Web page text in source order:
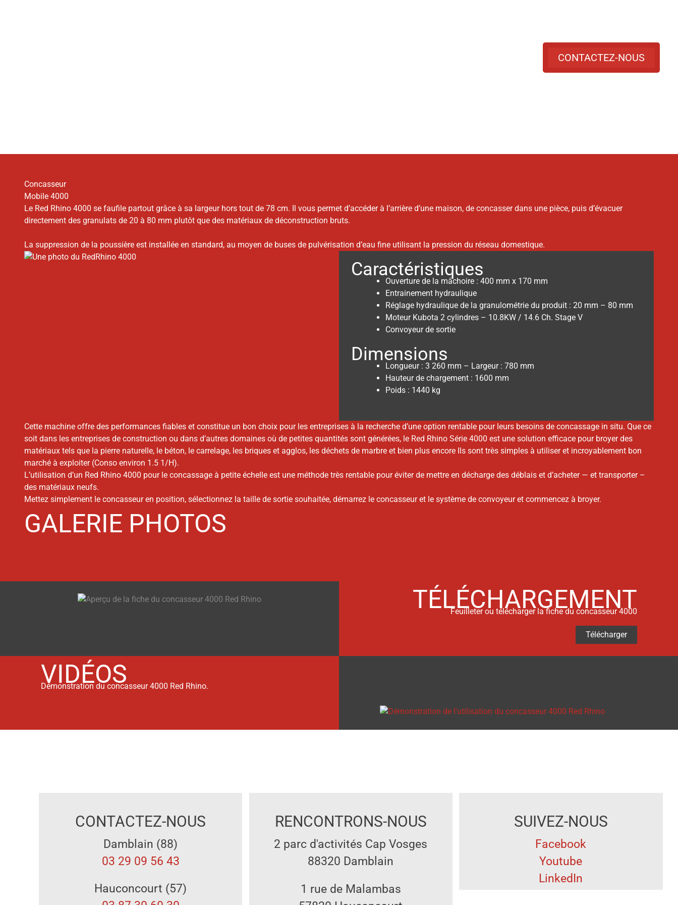
CONTACTEZ-NOUS
Concasseur
Mobile 4000
Le Red Rhino 4000 se faufile partout grâce à sa largeur hors tout de 78 cm. Il vous permet d’accéder à l’arrière d’une maison, de concasser dans une pièce, puis d’évacuer
directement des granulats de 20 à 80 mm plutôt que des matériaux de déconstruction bruts.
La suppression de la poussière est installée en standard, au moyen de buses de pulvérisation d’eau fine utilisant la pression du réseau domestique.
Caractéristiques
Ouverture de la mâchoire : 400 mm x 170 mm
Entrainement hydraulique
Réglage hydraulique de la granulométrie du produit : 20 mm – 80 mm
Moteur Kubota 2 cylindres – 10.8KW / 14.6 Ch. Stage V
Convoyeur de sortie
Dimensions
Longueur : 3 260 mm – Largeur : 780 mm
Hauteur de chargement : 1600 mm
Poids : 1440 kg
Cette machine offre des performances fiables et constitue un bon choix pour les entreprises à la recherche d’une option rentable pour leurs besoins de concassage in situ. Que ce
soit dans les entreprises de construction ou dans d’autres domaines où de petites quantités sont générées, le Red Rhino Série 4000 est une solution efficace pour broyer des
matériaux tels que la pierre naturelle, le béton, le carrelage, les briques et agglos, les déchets de marbre et bien plus encore Ils sont très simples à utiliser et incroyablement bon
marché à exploiter (Conso environ 1.5 1/H).
L’utilisation d’un Red Rhino 4000 pour le concassage à petite échelle est une méthode très rentable pour éviter de mettre en décharge des déblais et d’acheter — et transporter –
des matériaux neufs.
Mettez simplement le concasseur en position, sélectionnez la taille de sortie souhaitée, démarrez le concasseur et le système de convoyeur et commencez à broyer.
GALERIE PHOTOS
TÉLÉCHARGEMENT
Feuilleter ou télécharger la fiche du concasseur 4000
Télécharger
VIDÉOS
Démonstration du concasseur 4000 Red Rhino.
CONTACTEZ-NOUS
Damblain (88)
03 29 09 56 43
Hauconcourt (57)
RENCONTRONS-NOUS
2 parc d'activités Cap Vosges
88320 Damblain
1 rue de Malambas
SUIVEZ-NOUS
Facebook
Youtube
LinkedIn